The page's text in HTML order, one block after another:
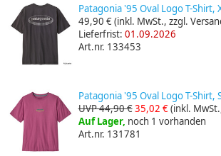
Patagonia '95 Oval Logo T-Shirt,
49,90 €(inkl. MwSt., zzgl.
Lieferfrist: 01.09.2026
Art.nr. 133453
Patagonia '95 Oval Logo T-Shirt,
UVP 44,90 €35,02 €(inkl.
Auf Lager, noch 1 vorhanden
Art.nr. 131781